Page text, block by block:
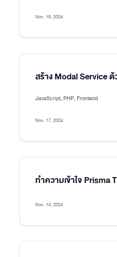
Nov. 19, 2024
สร้าง Modal Service
JavaScript, PHP, Frontend
Nov. 17, 2024
ทำความเข้าใจ Prisma
Nov. 14, 2024